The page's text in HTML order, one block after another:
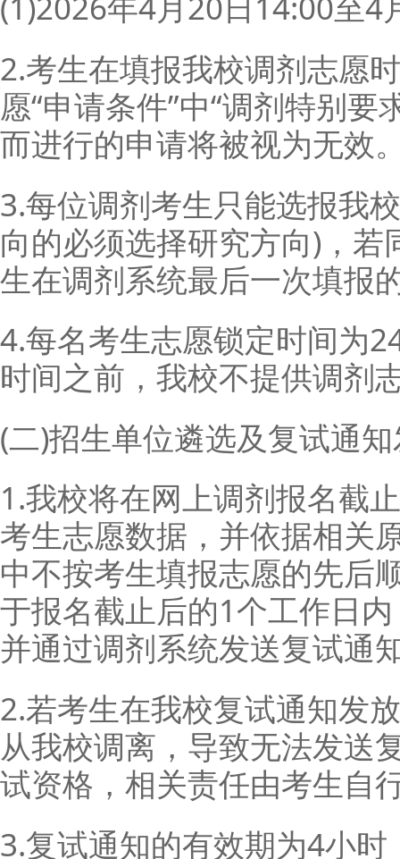
2.考生在填报我校调剂志愿
愿“申请条件”中“调剂特别
而进行的申请将被视为无效
3.每位调剂考生只能选报我
向的必须选择研究方向)，
生在调剂系统最后一次填报
4.每名考生志愿锁定时间为
时间之前，我校不提供调剂
(二)招生单位遴选及复试通
1.我校将在网上调剂报名截
考生志愿数据，并依据相关
中不按考生填报志愿的先后
于报名截止后的1个工作日
并通过调剂系统发送复试通
2.若考生在我校复试通知发
从我校调离，导致无法发送
试资格，相关责任由考生自
3.复试通知的有效期为4小